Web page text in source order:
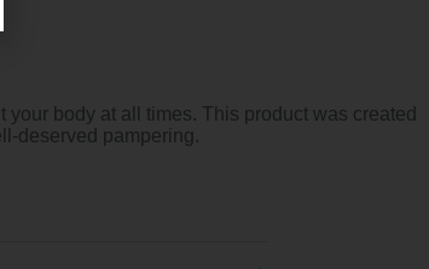
body at all times. This product was created
deserved pampering.